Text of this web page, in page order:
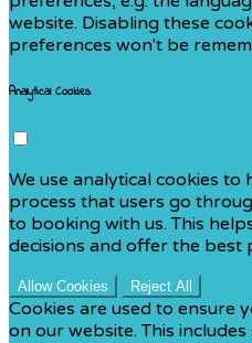
website. Disabling these
preferences won't be
Analytical Cookies
We use analytical cookies
process that users go
to booking with us. This
decisions and offer the best
Allow Cookies Reject All
Cookies are used to ensure
on our website. This